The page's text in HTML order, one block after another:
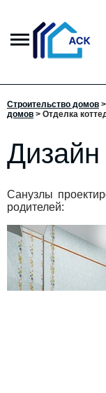
Строительство домов >
домов > Отделка
Дизайн
Санузлы
родителей: